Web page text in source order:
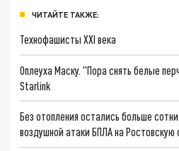
ЧИТАЙТЕ ТАКЖЕ:
Технофашисты XXI века
Оплеуха Маску. "Пора снять белые
Starlink
Без отопления остались больше
воздушной атаки БПЛА на Ростовскую